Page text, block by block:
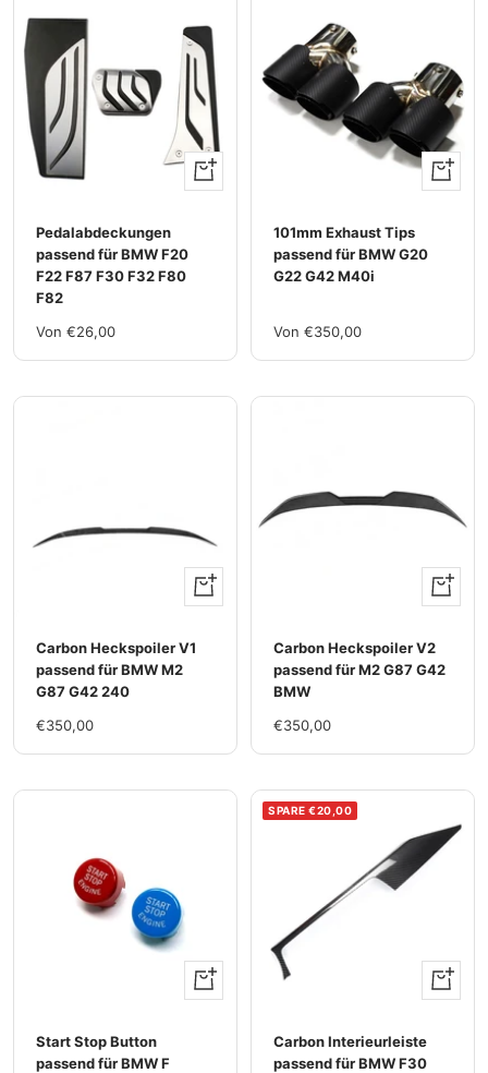
Ansehen
Pedalabdeckungen
passend für BMW F20
F22 F87 F30 F32 F80
F82
Im
Von €26,00
Ansehen
101mm Exhaust Tips
passend für BMW G20
G22 G42 M40i
Im
Von €350,00
+
Hinzufügen
Carbon Heckspoiler V1
passend für BMW M2
G87 G42 240
Im
€350,00
+
Carbon Heckspoiler V2
passend für M2 G87 G42
BMW
Im
€350,00
Ansehen
Start Stop Button
passend für BMW F
SPARE €20,00
+
Carbon Interieurleiste
passend für BMW F30